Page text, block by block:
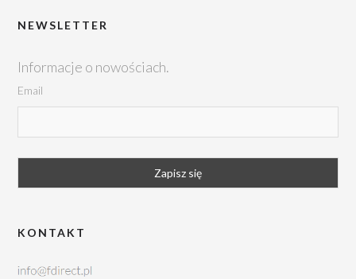
NEWSLETTER
Informacje o nowościach.
Email
KONTAKT